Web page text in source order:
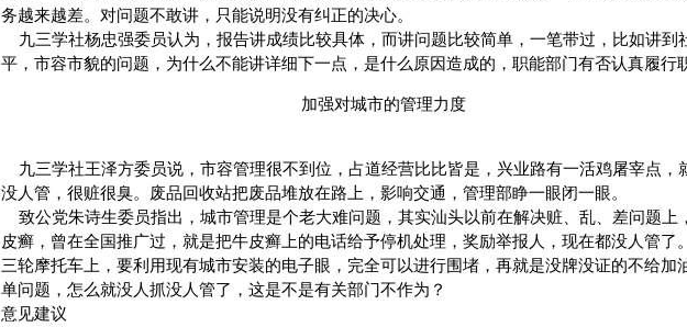
务越来越差。对问题不敢讲，只能说明没有纠正的决心。
九三学社杨忠强委员认为，报告讲成绩比较具体，而讲问题比较简单，一笔带过，比如讲到
平，市容市貌的问题，为什么不能讲详细下一点，是什么原因造成的，职能部门有否认真履行
加强对城市的管理力度
九三学社王泽方委员说，市容管理很不到位，占道经营比比皆是，兴业路有一活鸡屠宰点，
没人管，很赃很臭。废品回收站把废品堆放在路上，影响交通，管理部睁一眼闭一眼。
致公党朱诗生委员指出，城市管理是个老大难问题，其实汕头以前在解决赃、乱、差问题上
皮癣，曾在全国推广过，就是把牛皮癣上的电话给予停机处理，奖励举报人，现在都没人管了
三轮摩托车上，要利用现有城市安装的电子眼，完全可以进行围堵，再就是没牌没证的不给加
单问题，怎么就没人抓没人管了，这是不是有关部门不作为？
意见建议